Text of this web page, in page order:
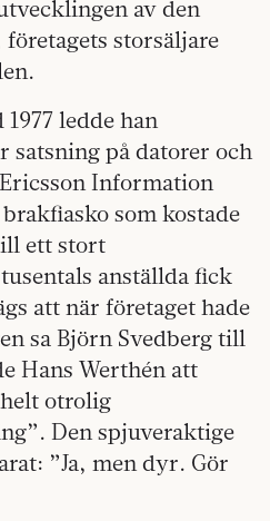
av den
storsäljare
ledde han
satsning på datorer och
Information
som kostade
ett stort
anställda fick
att när företaget hade
sa Björn Svedberg till
Hans Werthén att
otrolig
Den spjuveraktige
”Ja, men dyr. Gör